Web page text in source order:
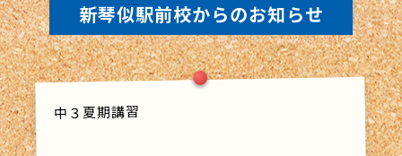
新琴似駅前校からのお知らせ
中３夏期講習